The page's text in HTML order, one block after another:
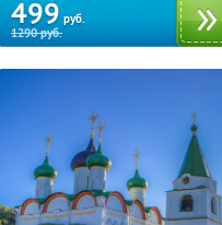
499 руб.
1290руб.